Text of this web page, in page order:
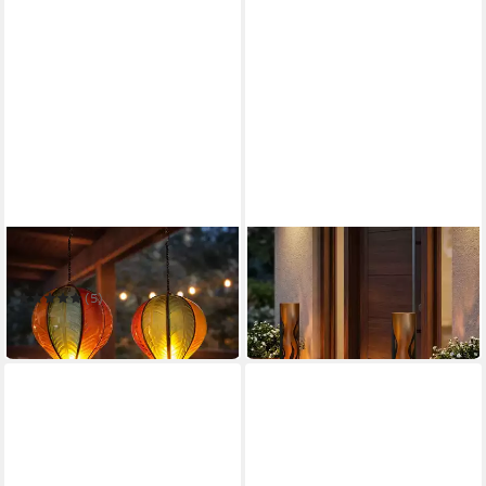
EXPO BÖRSE
LED Solarleuchte
(5)
32,90 €
in 2-3 Werktagen bei dir
HARMS IMPORT
LED Solarleuchte
49,95 €
in 2-3 Werktagen bei dir